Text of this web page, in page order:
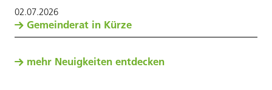
02.07.2026
Gemeinderat in Kürze
mehr Neuigkeiten entdecken